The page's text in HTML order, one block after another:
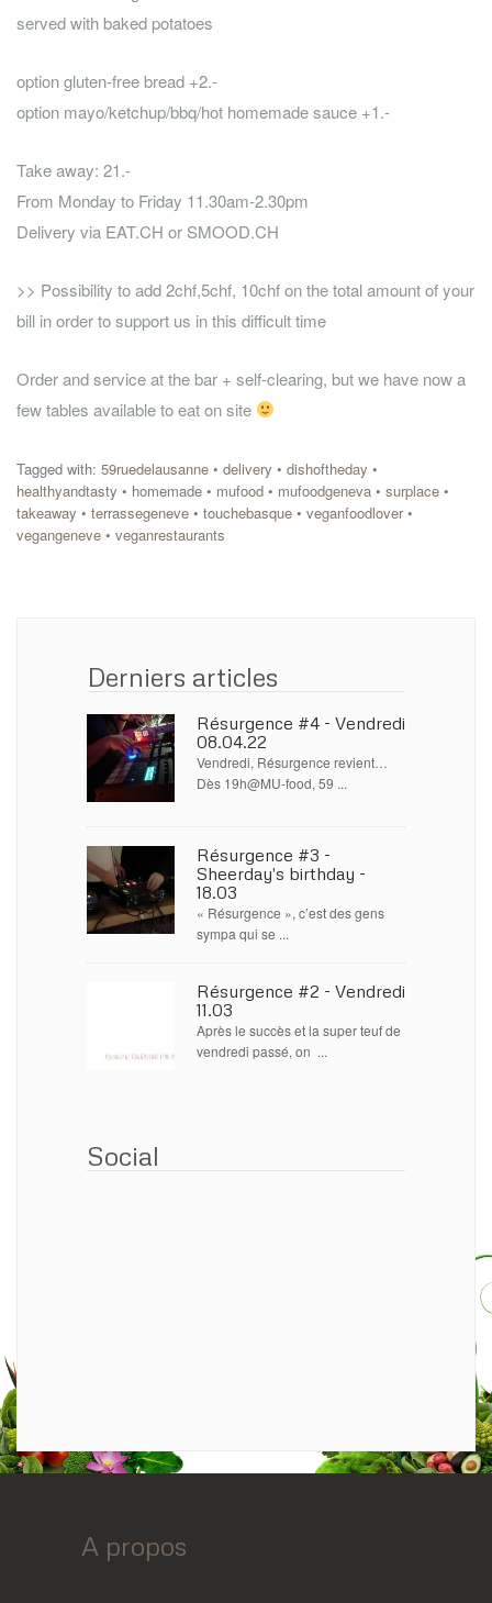
served with baked potatoes
option gluten-free bread +2.-
option mayo/ketchup/bbq/hot homemade sauce +1.-
Take away: 21.-
From Monday to Friday 11.30am-2.30pm
Delivery via EAT.CH or SMOOD.CH
>> Possibility to add 2chf,5chf, 10chf on the total amount of your
bill in order to support us in this difficult time
Order and service at the bar + self-clearing, but we have now a
few tables available to eat on site
Tagged with: 59ruedelausanne • delivery • dishoftheday •
healthyandtasty • homemade • mufood • mufoodgeneva • surplace •
takeaway • terrassegeneve • touchebasque • veganfoodlover•
vegangeneve • veganrestaurants
Derniers articles
Résurgence #4 - Vendredi
08.04.22
Vendredi, Résurgence revient…
Dès 19h@MU-food, 59 ...
Résurgence #3 -
Sheerday's birthday -
18.03
« Résurgence », c’est des gens
sympa qui se ...
Résurgence #2 - Vendredi
11.03
Après le succès et la super teuf de
vendredi passé, on ...
Social
A propos